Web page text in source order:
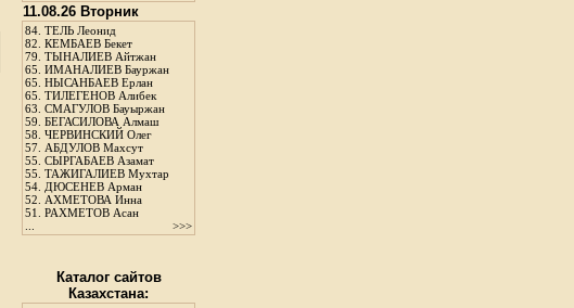
11.08.26 Вторник
84. ТЕЛЬ Леонид
82. КЕМБАЕВ Бекет
79. ТЫНАЛИЕВ Айтжан
65. ИМАНАЛИЕВ Бауржан
65. НЫСАНБАЕВ Ерлан
65. ТИЛЕГЕНОВ Алибек
63. СМАГУЛОВ Бауыржан
59. БЕГАСИЛОВА Алмаш
58. ЧЕРВИНСКИЙ Олег
57. АБДУЛОВ Махсут
55. СЫРГАБАЕВ Азамат
55. ТАЖИГАЛИЕВ Мухтар
54. ДЮСЕНЕВ Арман
52. АХМЕТОВА Инна
51. РАХМЕТОВ Асан
>>>
Каталог сайтов
Казахстана: